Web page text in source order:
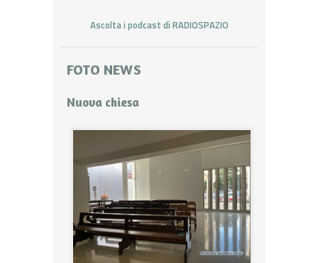
Ascolta i podcast di RADIOSPAZIO
FOTO NEWS
Nuova chiesa